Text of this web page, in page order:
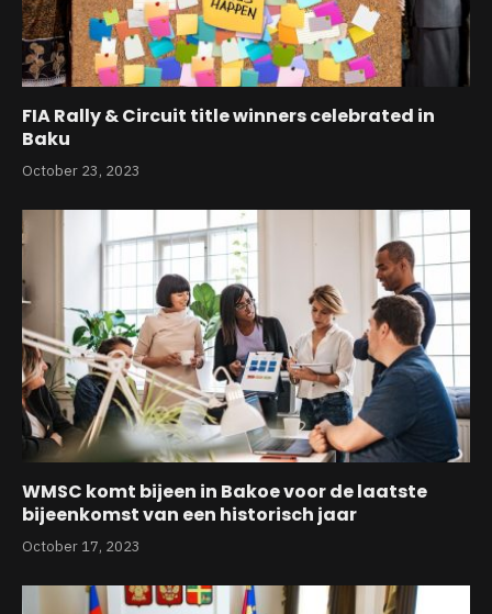
FIA Rally & Circuit title winners celebrated in
Baku
October 23, 2023
WMSC komt bijeen in Bakoe voor de laatste
bijeenkomst van een historisch jaar
October 17, 2023